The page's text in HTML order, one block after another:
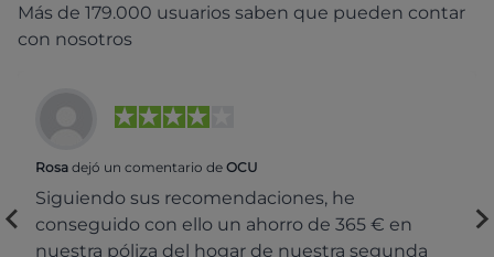
Más de 179.000 usuarios saben que pueden contar
con nosotros
Rosa dejó un comentario de OCU
Siguiendo sus recomendaciones, he
conseguido con ello un ahorro de 365 € en
nuestra póliza del hogar de nuestra segunda